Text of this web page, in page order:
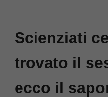
Scienziati
trovato il
ecco il